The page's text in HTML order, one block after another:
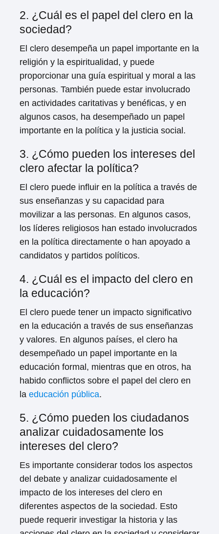
2. ¿Cuál es el papel del clero en la
sociedad?
El clero desempeña un papel importante en la
religión y la espiritualidad, y puede
proporcionar una guía espiritual y moral a las
personas. También puede estar involucrado
en actividades caritativas y benéficas, y en
algunos casos, ha desempeñado un papel
importante en la política y la justicia social.
3. ¿Cómo pueden los intereses del
clero afectar la política?
El clero puede influir en la política a través de
sus enseñanzas y su capacidad para
movilizar a las personas. En algunos casos,
los líderes religiosos han estado involucrados
en la política directamente o han apoyado a
candidatos y partidos políticos.
4. ¿Cuál es el impacto del clero en
la educación?
El clero puede tener un impacto significativo
en la educación a través de sus enseñanzas
y valores. En algunos países, el clero ha
desempeñado un papel importante en la
educación formal, mientras que en otros, ha
habido conflictos sobre el papel del clero en
la educación pública.
5. ¿Cómo pueden los ciudadanos
analizar cuidadosamente los
intereses del clero?
Es importante considerar todos los aspectos
del debate y analizar cuidadosamente el
impacto de los intereses del clero en
diferentes aspectos de la sociedad. Esto
puede requerir investigar la historia y las
Loading ...